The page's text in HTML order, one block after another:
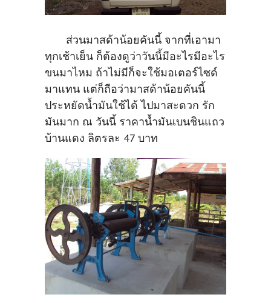
ส่วนมาสด้าน้อยคันนี้ จากที่เอามา
ทุกเช้าเย็น ก็ต้องดูว่าวันนี้มีอะไรมีอะไร
ขนมาไหม ถ้าไม่มีก็จะใช้มอเตอร์ไซด์
มาแทน แต่ก็ถือว่ามาสด้าน้อยคันนี้
ประหยัดน้ำมันใช้ได้ ไปมาสะดวก รัก
มันมาก ณ วันนี้ ราคาน้ำมันเบนชินแถว
บ้านแดง ลิตรละ 47 บาท